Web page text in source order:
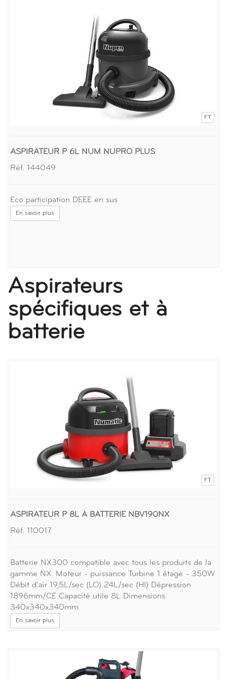
FT
ASPIRATEUR P 6L NUM NUPRO PLUS
Réf. 144049
Eco participation DEEE en sus
En savoir plus
Aspirateurs
spécifiques et à
batterie
FT
ASPIRATEUR P 8L A BATTERIE NBV190NX
Réf. 110017
Batterie NX300 compatible avec tous les produits de la
gamme NX. Moteur - puissance Turbine 1 étage - 350W
Débit d’air 19,5L/sec (LO) 24L/sec (HI) Dépression
1896mm/CE Capacité utile 8L Dimensions
340x340x340mm
En savoir plus